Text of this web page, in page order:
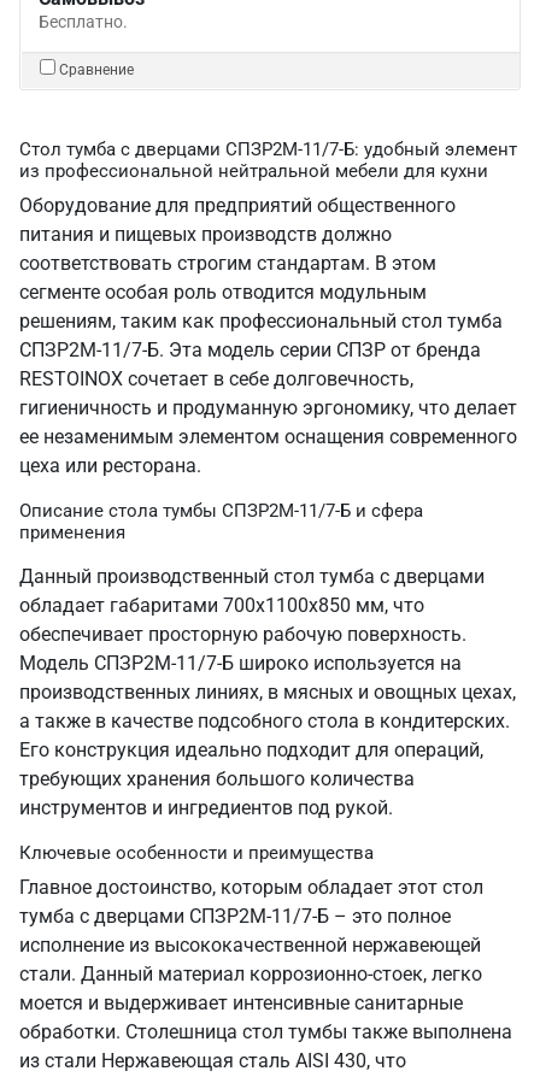
Бесплатно.
Сравнение
Стол тумба с дверцами СПЗР2М-11/7-Б: удобный элемент
из профессиональной нейтральной мебели для кухни
Оборудование для предприятий общественного
питания и пищевых производств должно
соответствовать строгим стандартам. В этом
сегменте особая роль отводится модульным
решениям, таким как профессиональный стол тумба
СПЗР2М-11/7-Б. Эта модель серии СПЗР от бренда
RESTOINOX сочетает в себе долговечность,
гигиеничность и продуманную эргономику, что делает
ее незаменимым элементом оснащения современного
цеха или ресторана.
Описание стола тумбы СПЗР2М-11/7-Б и сфера
применения
Данный производственный стол тумба с дверцами
обладает габаритами 700х1100х850 мм, что
обеспечивает просторную рабочую поверхность.
Модель СПЗР2М-11/7-Б широко используется на
производственных линиях, в мясных и овощных цехах,
а также в качестве подсобного стола в кондитерских.
Его конструкция идеально подходит для операций,
требующих хранения большого количества
инструментов и ингредиентов под рукой.
Ключевые особенности и преимущества
Главное достоинство, которым обладает этот стол
тумба с дверцами СПЗР2М-11/7-Б – это полное
исполнение из высококачественной нержавеющей
стали. Данный материал коррозионно-стоек, легко
моется и выдерживает интенсивные санитарные
обработки. Столешница стол тумбы также выполнена
из стали Нержавеющая сталь AISI 430, что